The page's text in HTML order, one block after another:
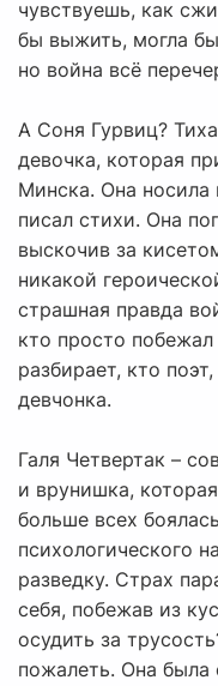
чувствуешь, как
бы выжить, могла
но война всё
А Соня Гурвиц?
девочка, которая
Минска. Она
писал стихи. Она
выскочив за
никакой
страшная правда
кто просто
разбирает, кто
девчонка.
Галя Четвертак –
и врунишка,
больше всех
психологического
разведку. Страх
себя, побежав из
осудить за
пожалеть. Она